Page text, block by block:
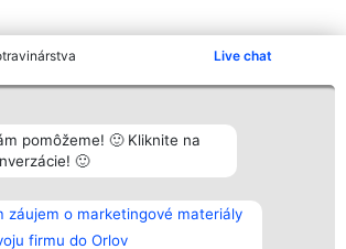
Live chat
pomôžeme! 🙂 Kliknite na
🙂
záujem o marketingové materiály
firmu do Orlov
o.
Hodnotenie
Laureáti
Lista
Laureatów
Podmienky
Obchodné
Kontakt
Kontakt